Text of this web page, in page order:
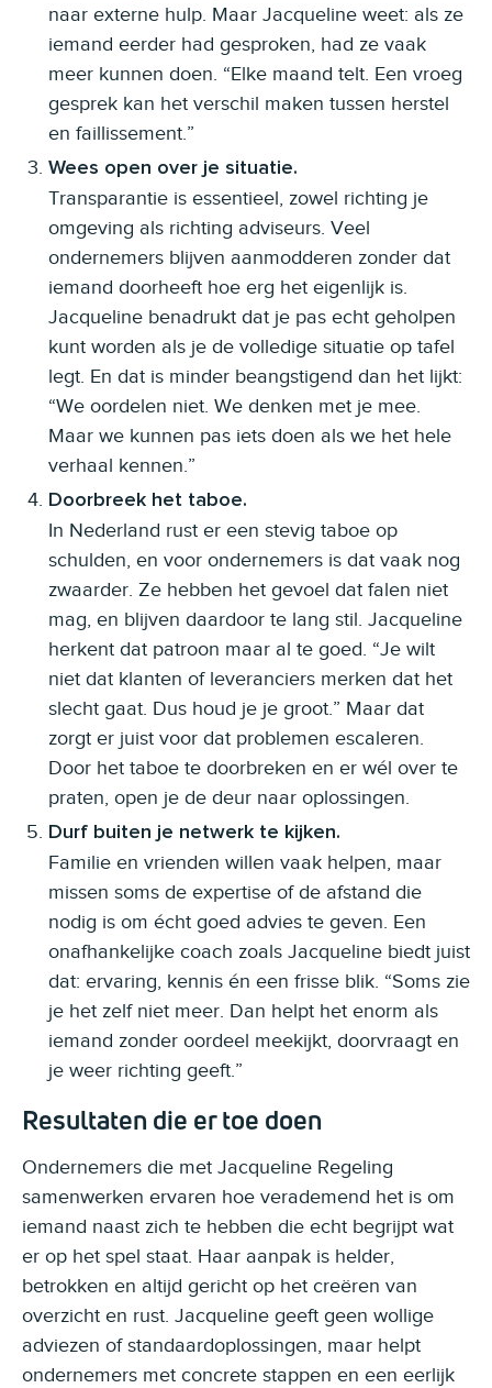
naar externe hulp. Maar Jacqueline weet: als ze
iemand eerder had gesproken, had ze vaak
meer kunnen doen. “Elke maand telt. Een vroeg
gesprek kan het verschil maken tussen herstel
en faillissement.”
Wees open over je situatie.
Transparantie is essentieel, zowel richting je
omgeving als richting adviseurs. Veel
ondernemers blijven aanmodderen zonder dat
iemand doorheeft hoe erg het eigenlijk is.
Jacqueline benadrukt dat je pas echt geholpen
kunt worden als je de volledige situatie op tafel
legt. En dat is minder beangstigend dan het lijkt:
“We oordelen niet. We denken met je mee.
Maar we kunnen pas iets doen als we het hele
verhaal kennen.”
Doorbreek het taboe.
In Nederland rust er een stevig taboe op
schulden, en voor ondernemers is dat vaak nog
zwaarder. Ze hebben het gevoel dat falen niet
mag, en blijven daardoor te lang stil. Jacqueline
herkent dat patroon maar al te goed. “Je wilt
niet dat klanten of leveranciers merken dat het
slecht gaat. Dus houd je je groot.” Maar dat
zorgt er juist voor dat problemen escaleren.
Door het taboe te doorbreken en er wél over te
praten, open je de deur naar oplossingen.
Durf buiten je netwerk te kijken.
Familie en vrienden willen vaak helpen, maar
missen soms de expertise of de afstand die
nodig is om écht goed advies te geven. Een
onafhankelijke coach zoals Jacqueline biedt juist
dat: ervaring, kennis én een frisse blik. “Soms zie
je het zelf niet meer. Dan helpt het enorm als
iemand zonder oordeel meekijkt, doorvraagt en
je weer richting geeft.”
Resultaten die er toe doen
Ondernemers die met Jacqueline Regeling
samenwerken ervaren hoe verademend het is om
iemand naast zich te hebben die echt begrijpt wat
er op het spel staat. Haar aanpak is helder,
betrokken en altijd gericht op het creëren van
overzicht en rust. Jacqueline geeft geen wollige
adviezen of standaardoplossingen, maar helpt
ondernemers met concrete stappen en een eerlijk